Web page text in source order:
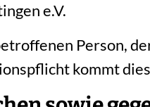
e.V.
Person,
kommt